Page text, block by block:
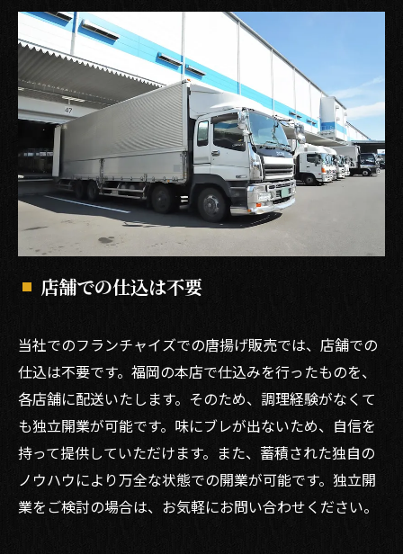
店舗での仕込は不要
当社でのフランチャイズでの唐揚げ販売では、店舗での
仕込は不要です。福岡の本店で仕込みを行ったものを、
各店舗に配送いたします。そのため、調理経験がなくて
も独立開業が可能です。味にブレが出ないため、自信を
持って提供していただけます。また、蓄積された独自の
ノウハウにより万全な状態での開業が可能です。独立開
業をご検討の場合は、お気軽にお問い合わせください。